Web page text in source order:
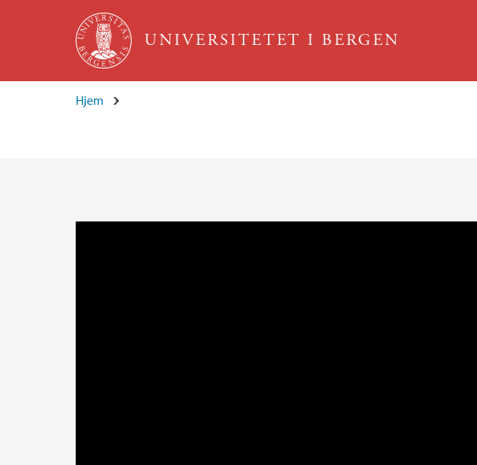
Hopp til hovedinnhold
UNIVERSITETET I BERGEN
Hjem